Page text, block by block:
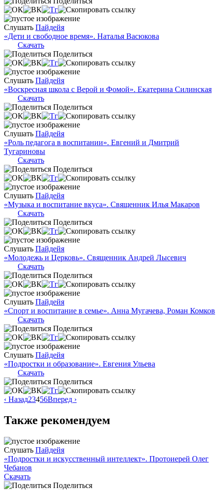
Слушать Пайдейя
«Дети и свободное время». Наталья Васюкова
Скачать
Поделиться
Слушать Пайдейя
«Воскресная школа с Верой и Фомой». Екатерина Силинская
Скачать
Поделиться
Слушать Пайдейя
«Роль педагога в воспитании». Евгений и Дмитрий
Тугариновы
Скачать
Поделиться
Слушать Пайдейя
«Музыка и воспитание вкуса». Священник Илья Макаров
Скачать
Поделиться
Слушать Пайдейя
«Молодежь и Церковь». Священник Андрей Лысевич
Скачать
Поделиться
Слушать Пайдейя
«Спорт и воспитание в семье». Анна Мугачева, Роман Комков
Скачать
Поделиться
Слушать Пайдейя
«Подростки и образование». Евгения Ульева
Скачать
Поделиться
‹ Назад23456Вперед ›
Также рекомендуем
Слушать Пайдейя
«Подростки и искусственный интеллект». Протоиерей Олег
Чебанов
Скачать
Поделиться